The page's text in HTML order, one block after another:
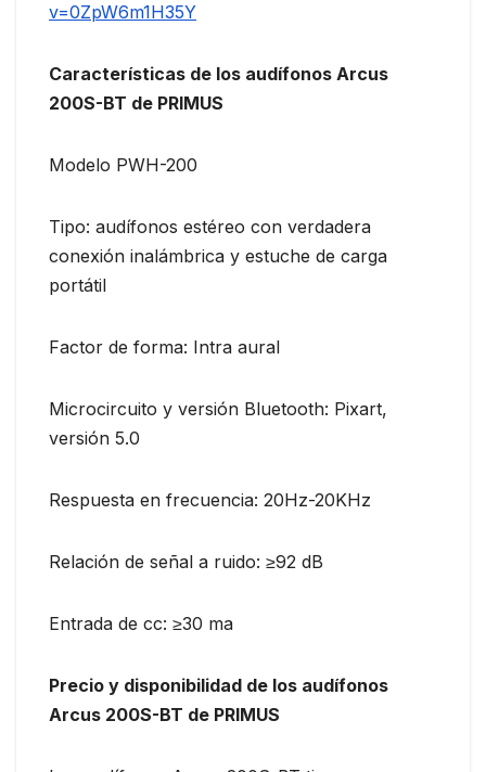
v=0ZpW6m1H35Y
Características de los audífonos Arcus
200S-BT de PRIMUS
Modelo PWH-200
Tipo: audífonos estéreo con verdadera
conexión inalámbrica y estuche de carga
portátil
Factor de forma: Intra aural
Microcircuito y versión Bluetooth: Pixart,
versión 5.0
Respuesta en frecuencia: 20Hz-20KHz
Relación de señal a ruido: ≥92 dB
Entrada de cc: ≥30 ma
Precio y disponibilidad de los audífonos
Arcus 200S-BT de PRIMUS